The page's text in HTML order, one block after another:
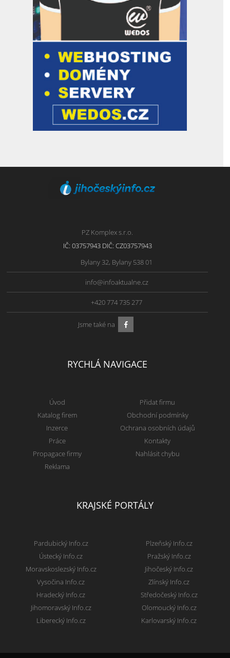
PZ Komplex s.r.o.
IČ: 03757943 DIČ: CZ03757943
Bylany 32, Bylany 538 01
info@infoaktualne.cz
+420 774 735 277
Jsme také na
RYCHLÁ NAVIGACE
Úvod
Katalog firem
Inzerce
Práce
Propagace firmy
Reklama
Přidat firmu
Obchodní podmínky
Ochrana osobních údajů
Kontakty
Nahlásit chybu
KRAJSKÉ PORTÁLY
Pardubický Info.cz
Ústecký Info.cz
Moravskoslezský Info.cz
Vysočina Info.cz
Hradecký Info.cz
Jihomoravský Info.cz
Liberecký Info.cz
Plzeňský Info.cz
Pražský Info.cz
Jihočeský Info.cz
Zlínský Info.cz
Středočeský Info.cz
Olomoucký Info.cz
Karlovarský Info.cz